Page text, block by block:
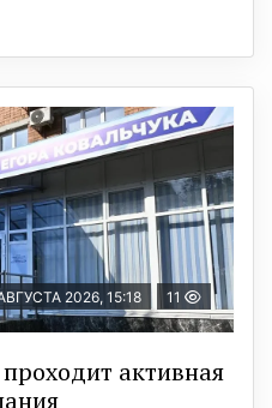
2026, 15:18 11
активная